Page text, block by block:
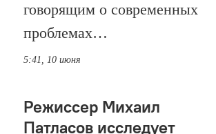
говорящим о современных
проблемах…
5:41, 10 июня
Режиссер Михаил
Патласов исследует